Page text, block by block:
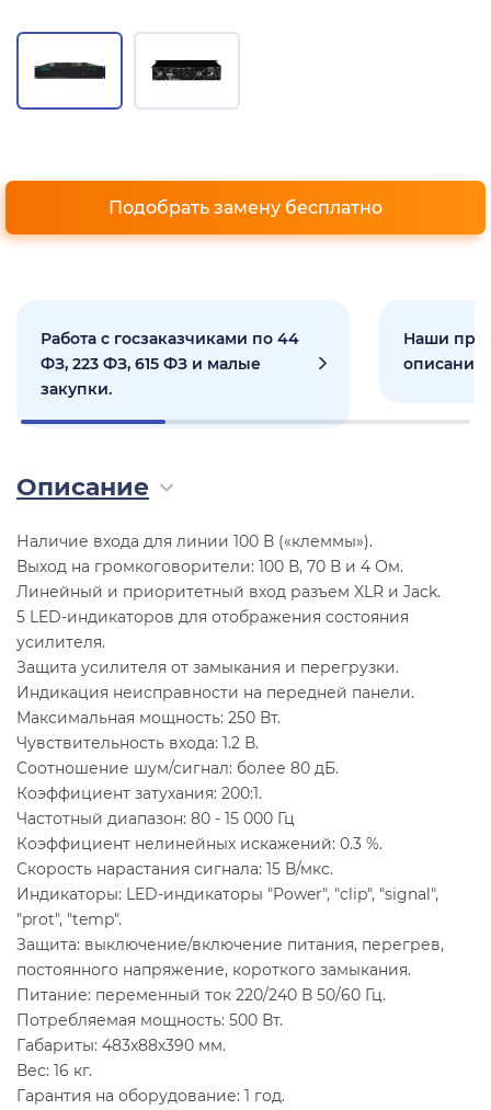
Подобрать замену бесплатно
Работа с госзаказчиками по 44
ФЗ, 223 ФЗ, 615 ФЗ и малые
закупки.
Наши
Описание
Наличие входа для линии 100 В («клеммы»).
Выход на громкоговорители: 100 В, 70 В и 4 Ом.
Линейный и приоритетный вход разъем XLR и Jack.
5 LED-индикаторов для отображения состояния
усилителя.
Защита усилителя от замыкания и перегрузки.
Индикация неисправности на передней панели.
Максимальная мощность: 250 Вт.
Чувствительность входа: 1.2 В.
Соотношение шум/сигнал: более 80 дБ.
Коэффициент затухания: 200:1.
Частотный диапазон: 80 - 15 000 Гц
Коэффициент нелинейных искажений: 0.3 %.
Скорость нарастания сигнала: 15 В/мкс.
Индикаторы: LED-индикаторы "Power", "clip", "signal",
"prot", "temp".
Защита: выключение/включение питания, перегрев,
постоянного напряжение, короткого замыкания.
Питание: переменный ток 220/240 В 50/60 Гц.
Потребляемая мощность: 500 Вт.
Габариты: 483х88х390 мм.
Вес: 16 кг.
Гарантия на оборудование: 1 год.